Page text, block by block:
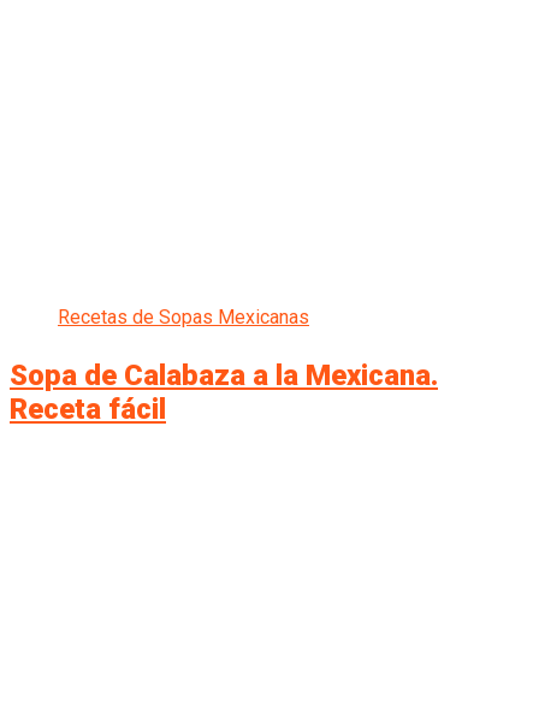
Recetas de Sopas Mexicanas
Sopa de Calabaza a la Mexicana.
Receta fácil